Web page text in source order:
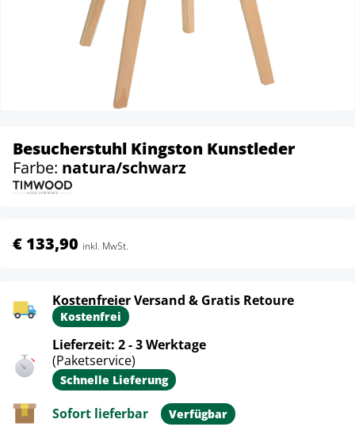
Besucherstuhl Kingston Kunstleder
Farbe: natura/schwarz
€ 133,90 inkl. MwSt.
Kostenfreier Versand & Gratis Retoure
Kostenfrei
Lieferzeit: 2 - 3 Werktage
(Paketservice)
Schnelle Lieferung
Sofort lieferbar Verfügbar